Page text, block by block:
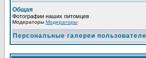
Общая
Фотографии наших питомцев
Модераторы Модераторы
Персональные галереи